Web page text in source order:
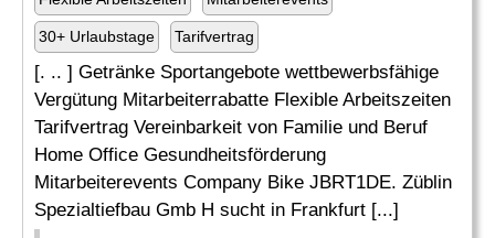
30+ Urlaubstage Tarifvertrag
[. .. ] Getränke Sportangebote wettbewerbsfähige
Vergütung Mitarbeiterrabatte Flexible Arbeitszeiten
Tarifvertrag Vereinbarkeit von Familie und Beruf
Home Office Gesundheitsförderung
Mitarbeiterevents Company Bike JBRT1DE. Züblin
Spezialtiefbau Gmb H sucht in Frankfurt [...]